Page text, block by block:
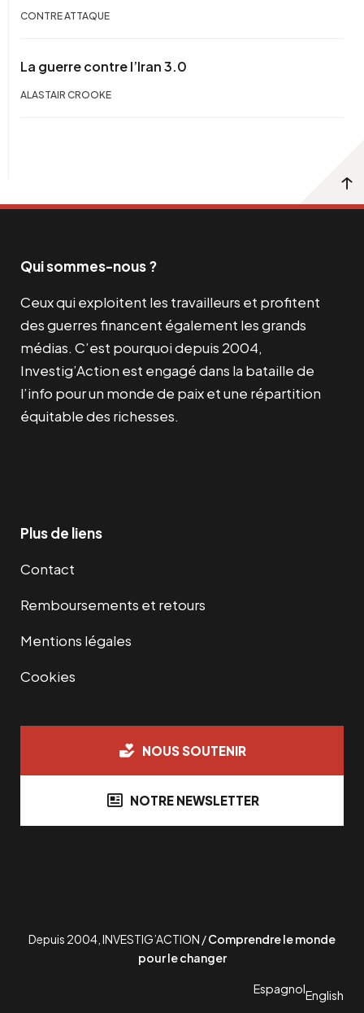
CONTRE ATTAQUE
La guerre contre l’Iran 3.0
ALASTAIR CROOKE
Qui sommes-nous ?
Ceux qui exploitent les travailleurs et profitent
des guerres financent également les grands
médias. C’est pourquoi depuis 2004,
Investig’Action est engagé dans la bataille de
l’info pour un monde de paix et une répartition
équitable des richesses.
Plus de liens
Contact
Remboursements et retours
Mentions légales
Cookies
NOUS SOUTENIR
NOTRE NEWSLETTER
Depuis 2004, INVESTIG’ACTION /Comprendre le monde
pour le changer
EspagnolEnglish